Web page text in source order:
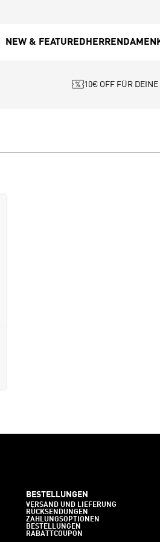
NEW & FEATURED HERREN DAMEN
10€ OFF FÜR
BESTELLUNGEN
VERSAND UND LIEFERUNG
RÜCKSENDUNGEN
ZAHLUNGSOPTIONEN
BESTELLUNGEN
RABATTCOUPON